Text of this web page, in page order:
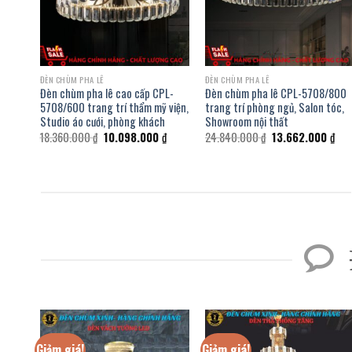
ĐÈN CHÙM PHA LÊ
Đèn chùm pha lê cao cấp CPL-
5708/600 trang trí thẩm mỹ viện,
Studio áo cưới, phòng khách
18.360.000₫ Giá
gốc
10.098.000₫Giá
hiện
ĐÈN CHÙM PHA LÊ
Đèn chùm pha lê CPL-5708/800
trang trí phòng ngủ, Salon tóc,
Showroom nội thất
24.840.000₫ Giá
gốc
13.662.000₫Giá